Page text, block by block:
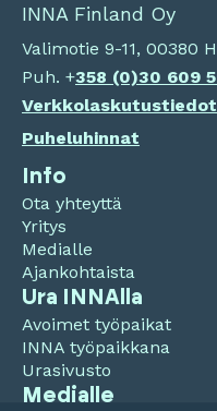
INNA Finland Oy
Valimotie 9-11, 00380
Puh. +358 (0)30 609
Verkkolaskutustiedot
Puheluhinnat
Info
Ota yhteyttä
Yritys
Medialle
Ajankohtaista
Ura INNAlla
Avoimet työpaikat
INNA työpaikkana
Urasivusto
Medialle